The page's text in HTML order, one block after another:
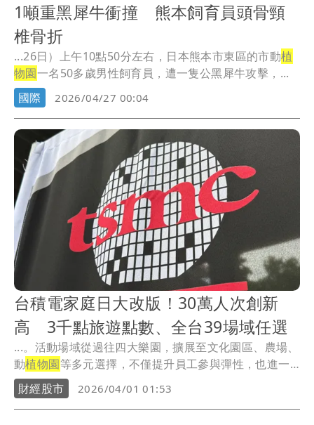
1噸重黑犀牛衝撞 熊本飼育員頭骨頸
椎骨折
...26日）上午10點50分左右，日本熊本市東區的市動植
物園一名50多歲男性飼育員，遭一隻公黑犀牛攻擊，...
國際
2026/04/27 00:04
台積電家庭日大改版！30萬人次創新
高 3千點旅遊點數、全台39場域任選
...。活動場域從過往四大樂園，擴展至文化園區、農場、
動植物園等多元選擇，不僅提升員工參與彈性，也進一
步帶...
財經股市 2026/04/01 01:53